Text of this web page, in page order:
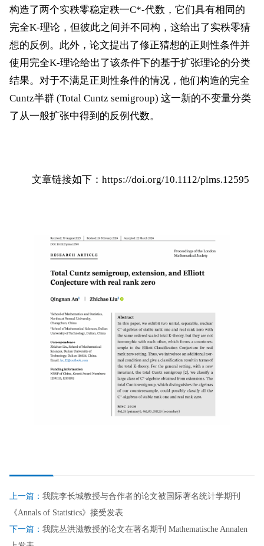
构造了两个实秩零稳定秩一C*-代数，它们具有相同的
完全K-理论，但彼此之间并不同构，这给出了实秩零猜
想的反例。此外，论文提出了修正猜想的正则性条件并
使用完全K-理论给出了该条件下的基于扩张理论的分类
结果。对于不满足正则性条件的情况，他们构造的完全
Cuntz半群 (Total Cuntz semigroup) 这一新的不变量分类
了从一般扩张中得到的反例代数。
文章链接如下： https://doi.org/10.1112/plms.12595
上一篇： 我院李长城教授与合作者的论文被国际著名统计学期刊
《Annals of Statistics》接受发表
下一篇： 我院丛洪滋教授的论文在著名期刊 Mathematische Annalen